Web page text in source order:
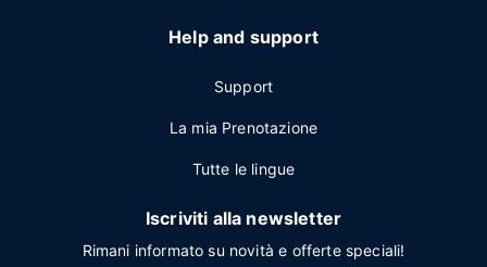
Help and support
Support
La mia Prenotazione
Tutte le lingue
Iscriviti alla newsletter
Rimani informato su novità e offerte speciali!